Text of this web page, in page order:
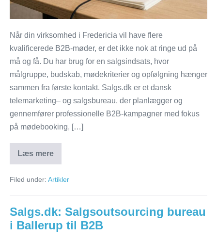
salg
Når din virksomhed i Fredericia vil have flere
kvalificerede B2B-møder, er det ikke nok at ringe ud på
må og få. Du har brug for en salgsindsats, hvor
målgruppe, budskab, mødekriterier og opfølgning hænger
sammen fra første kontakt. Salgs.dk er et dansk
telemarketing– og salgsbureau, der planlægger og
gennemfører professionelle B2B-kampagner med fokus
på mødebooking, […]
Læs mere
Salgs.dk:
Mødebooking
i
til
salg
Filed under: Artikler
Salgs.dk: Salgsoutsourcing bureau
i Ballerup til B2B